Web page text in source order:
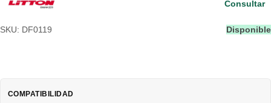
SKU: DF0119 Disponible
Consultar
COMPATIBILIDAD